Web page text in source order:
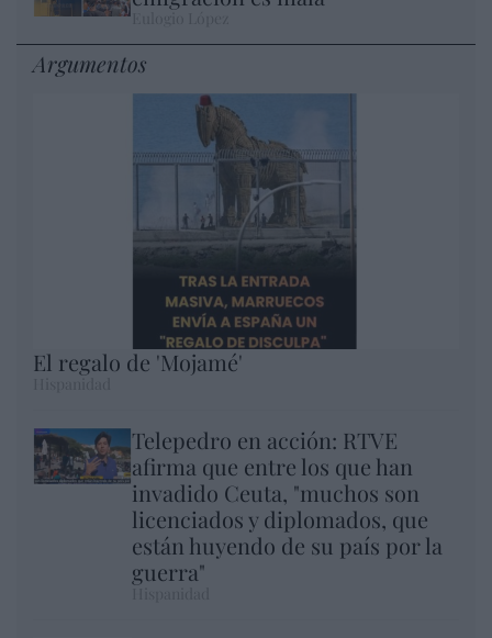
Argumentos
El regalo de 'Mojamé'
Telepedro en acción: RTVE
afirma que entre los que han
invadido Ceuta, "muchos son
licenciados y diplomados, que
están huyendo de su país por la
guerra"